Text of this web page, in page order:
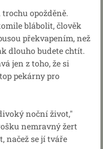
opožděně.
blábolit, člověk
překvapením, než
dlouho budete chtít.
jen z toho, že si
pekárny pro
noční život,"
nemravný žert
načež se jí tváře